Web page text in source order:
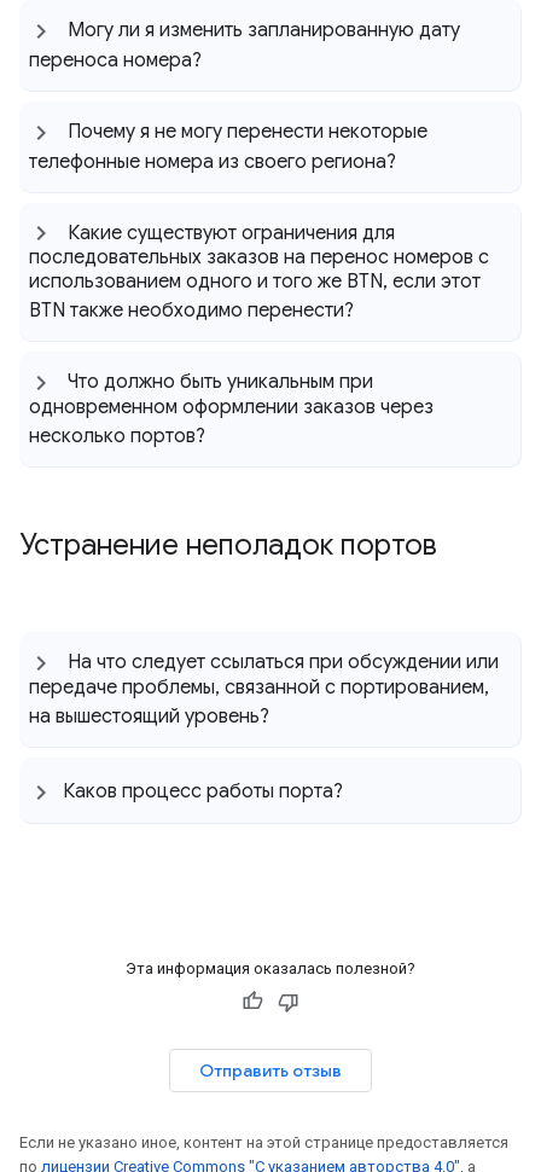
Могу ли я изменить запланированную дату
переноса номера?
Почему я не могу перенести некоторые
телефонные номера из своего региона?
Какие существуют ограничения для
последовательных заказов на перенос номеров с
использованием одного и того же BTN, если этот
BTN также необходимо перенести?
Что должно быть уникальным при
одновременном оформлении заказов через
несколько портов?
Устранение неполадок портов
На что следует ссылаться при обсуждении или
передаче проблемы, связанной с портированием,
на вышестоящий уровень?
Каков процесс работы порта?
Эта информация оказалась полезной?
Отправить отзыв
Если не указано иное, контент на этой странице предоставляется
по лицензии Creative Commons "С указанием авторства 4.0", а